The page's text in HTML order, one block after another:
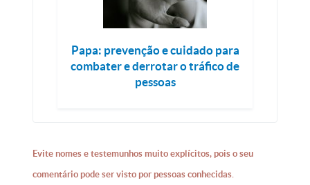
Papa: prevenção e cuidado para
combater e derrotar o tráfico de
pessoas
Evite nomes e testemunhos muito explícitos, pois o seu
comentário pode ser visto por pessoas conhecidas.